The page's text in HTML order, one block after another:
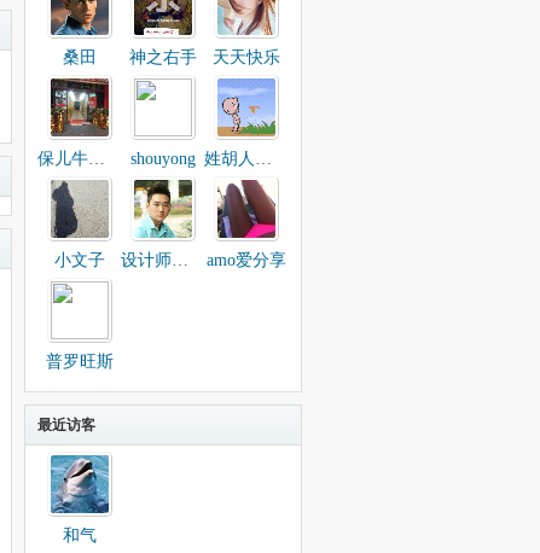
桑田 神之右手 天天快乐
保儿牛肉面 shouyong 姓胡人生HWZ
小文子 设计师芶炜 amo爱分享
普罗旺斯
最近访客
和气